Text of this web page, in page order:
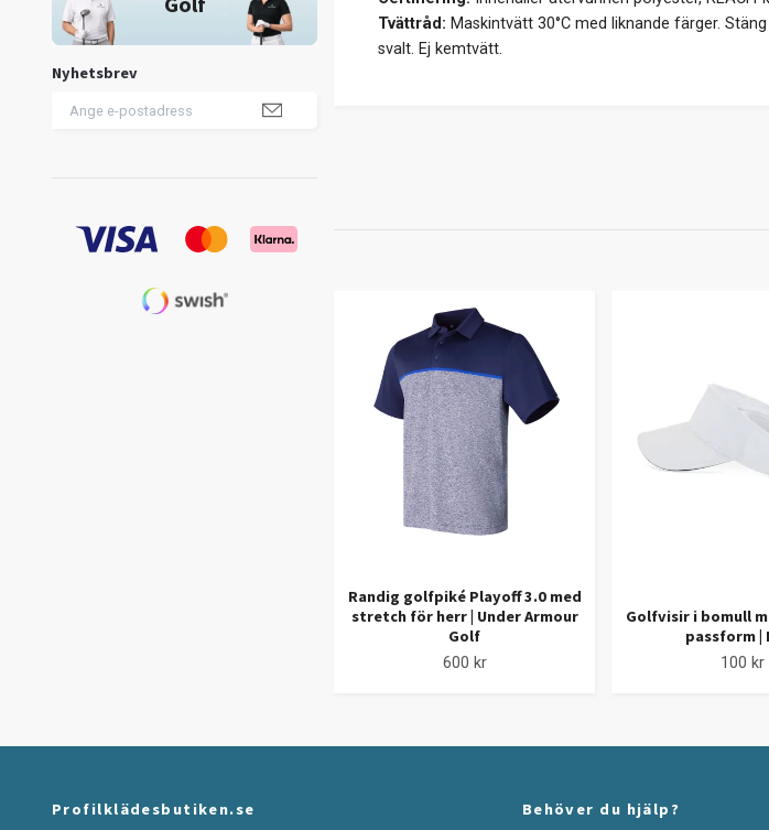
Nyhetsbrev
Tvättråd: Maskintvätt 30°C med liknande färger.
svalt. Ej kemtvätt.
Randig golfpiké Playoff 3.0 med
stretch för herr | Under Armour
Golf
600 kr
Golfvisir i bomull
passform |
100 kr
Profilklädesbutiken.se Behöver du hjälp?